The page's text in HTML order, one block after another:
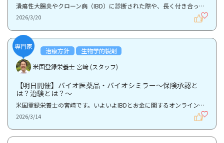
潰瘍性大腸炎やクローン病（IBD）に診断された際や、長く付き合っていく中で、医療費については不安にな...
2026/3/20
専門家
治療方針
生物学的製剤
米国登録栄養士 宮﨑 (スタッフ)
【明日開催】バイオ医薬品・バイオシミラー〜保険承認と
は？治験とは？〜
米国登録栄養士の宮﨑です。いよいよIBDとお金に関するオンラインセミナー第2回「バイオ医薬品・バイオ...
2026/3/14